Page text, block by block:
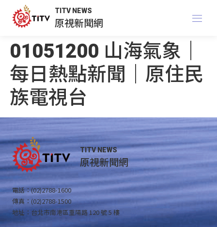
TITV NEWS
原視新聞網
01051200 山海氣象｜
每日熱點新聞｜原住民
族電視台
TITV NEWS
原視新聞網
電話：(02)2788-1600
傳真：(02)2788-1500
地址：台北市南港區重陽路 120 號 5 樓